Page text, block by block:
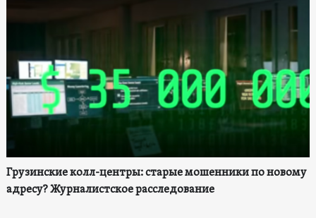
Грузинские колл-центры: старые мошенники по новому
адресу? Журналистское расследование